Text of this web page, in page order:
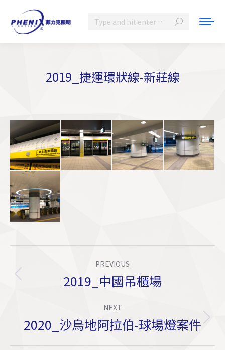
Search:
2019_捷運環狀線-新莊線
Navigation
PREVIOUS
Previous
2019_中國吊櫃場
NEXT
Next
2020_沙烏地阿拉伯-球場燈案件